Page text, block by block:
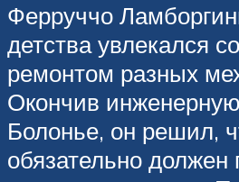
Ферруччо
детства увлекался
ремонтом разных
Окончив
Болонье, он решил,
обязательно должен